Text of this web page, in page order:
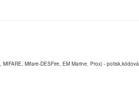
Mifare-DESFire, EM Marine, Prox) -